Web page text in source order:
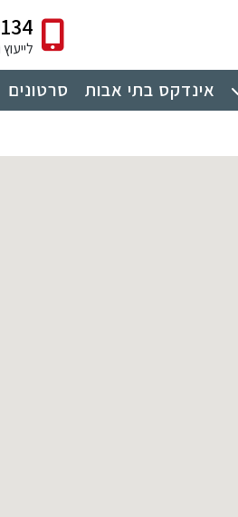
אינדקס בתי אבות סרטונים